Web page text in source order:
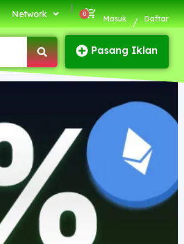
Network
|
Masuk / Daftar
Pasang Iklan